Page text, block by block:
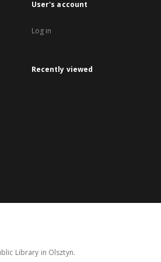
User's account
Log in
Recently viewed
Library in Olsztyn.